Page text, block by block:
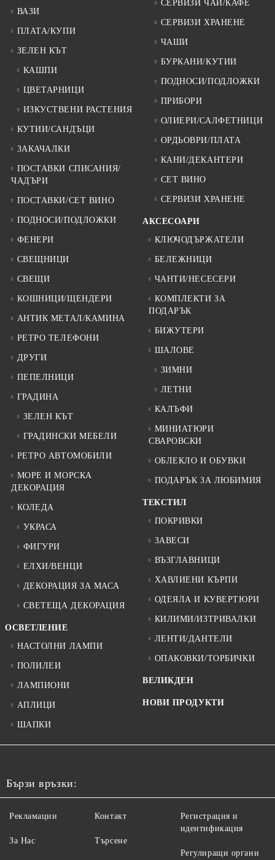
ВАЗИ
ПЛАТА/КУПИ
ЗЕЛЕН КЪТ
КАШПИ
ЦВЕТАРНИЦИ
ИЗКУСТВЕНИ РАСТЕНИЯ
КУТИИ/САНДЪЦИ
ЗАКАЧАЛКИ
ПОСТАВКИ СПИСАНИЯ/
ЧАДЪРИ
ПОСТАВКИ/СЕТ ВИНО
ПОДНОСИ/ПОДЛОЖКИ
ФЕНЕРИ
СВЕЩНИЦИ
СВЕЩИ
КОШНИЦИ/ЩЕНДЕРИ
АНТИК МЕТАЛ/КАМИНА
РЕТРО ТЕЛЕФОНИ
ДРУГИ
ПЕПЕЛНИЦИ
ГРАДИНА
ЗЕЛЕН КЪТ
ГРАДИНСКИ МЕБЕЛИ
РЕТРО АВТОМОБИЛИ
МОРЕ И МОРСКА
ДЕКОРАЦИЯ
КОЛЕДА
УКРАСА
ФИГУРИ
ЕЛХИ/ВЕНЦИ
ДЕКОРАЦИЯ ЗА МАСА
СВЕТЕЩА ДЕКОРАЦИЯ
ОСВЕТЛЕНИЕ
НАСТОЛНИ ЛАМПИ
ПОЛИЛЕИ
ЛАМПИОНИ
АПЛИЦИ
ШАПКИ
СЕРВИЗИ ЧАЙ/КАФЕ
СЕРВИЗИ ХРАНЕНЕ
ЧАШИ
БУРКАНИ/КУТИИ
ПОДНОСИ/ПОДЛОЖКИ
ПРИБОРИ
ОЛИЕРИ/САЛФЕТНИЦИ
ОРДЬОВРИ/ПЛАТА
КАНИ/ДЕКАНТЕРИ
СЕТ ВИНО
СЕРВИЗИ ХРАНЕНЕ
АКСЕСОАРИ
КЛЮЧОДЪРЖАТЕЛИ
БЕЛЕЖНИЦИ
ЧАНТИ/НЕСЕСЕРИ
КОМПЛЕКТИ ЗА
ПОДАРЪК
БИЖУТЕРИ
ШАЛОВЕ
ЗИМНИ
ЛЕТНИ
КАЛЪФИ
МИНИАТЮРИ
СВАРОВСКИ
ОБЛЕКЛО И ОБУВКИ
ПОДАРЪК ЗА ЛЮБИМИЯ
ТЕКСТИЛ
ПОКРИВКИ
ЗАВЕСИ
ВЪЗГЛАВНИЦИ
ХАВЛИЕНИ КЪРПИ
ОДЕЯЛА И КУВЕРТЮРИ
КИЛИМИ/ИЗТРИВАЛКИ
ЛЕНТИ/ДАНТЕЛИ
ОПАКОВКИ/ТОРБИЧКИ
ВЕЛИКДЕН
НОВИ ПРОДУКТИ
Бързи връзки:
Рекламации
За Нас
Контакт
Търсене
Регистрация и
идентификация
Регулиращи органи